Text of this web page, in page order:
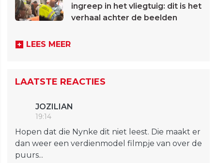
ingreep in het vliegtuig: dit is het
verhaal achter de beelden
LEES MEER
LAATSTE REACTIES
JOZILIAN
19:14
Hopen dat die Nynke dit niet leest. Die maakt er
dan weer een verdienmodel filmpje van over de
puurs...